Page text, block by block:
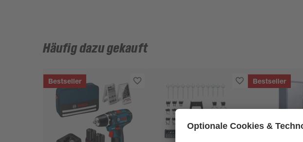
Häufig dazu gekauft
Bestseller Bestseller